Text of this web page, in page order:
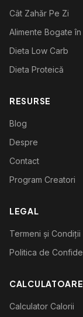
Cât Zahăr Pe Zi
Alimente Bogate în
Dieta Low Carb
Dieta Proteică
RESURSE
Blog
Despre
Contact
Program Creatori
LEGAL
Termeni și Condiții
Politica de
CALCULATOARE
Calculator Calorii